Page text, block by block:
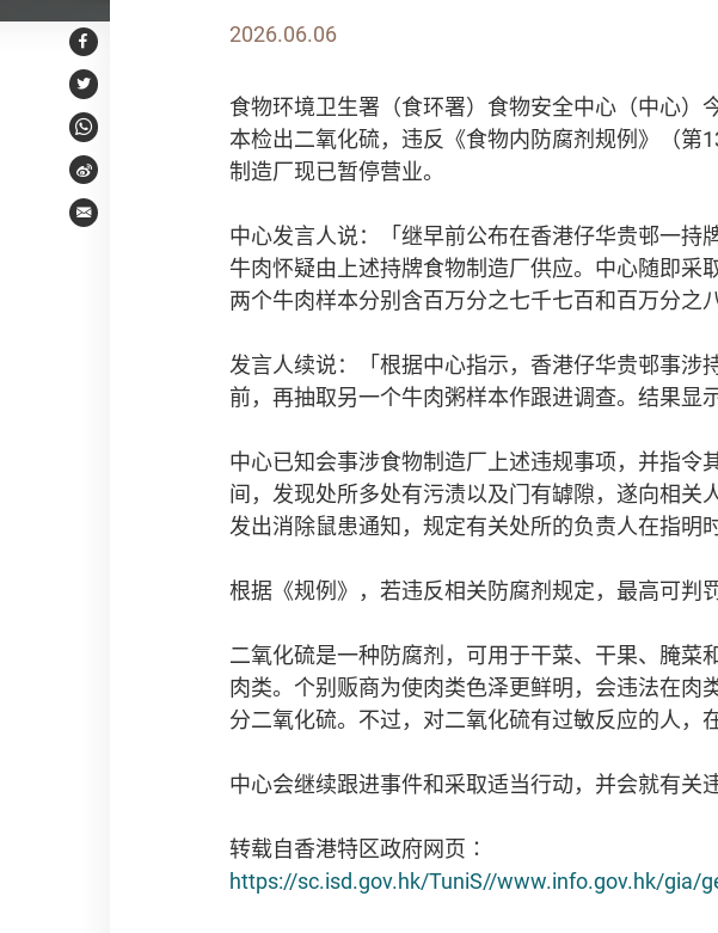
Facebook
Twitter
WhatsApp
Weibo
Email
2026.06.06
食物环境卫生署（食环署）食物安全中心（中心
本检出二氧化硫，违反《食物内防腐剂规例》（第
制造厂现已暂停营业。
中心发言人说：「继早前公布在香港仔华贵邨一
牛肉怀疑由上述持牌食物制造厂供应。中心随即
两个牛肉样本分别含百万分之七千七百和百万分之
发言人续说：「根据中心指示，香港仔华贵邨事
前，再抽取另一个牛肉粥样本作跟进调查。结果显
中心已知会事涉食物制造厂上述违规事项，并指
间，发现处所多处有污渍以及门有罅隙，遂向相
发出消除鼠患通知，规定有关处所的负责人在指明
根据《规例》，若违反相关防腐剂规定，最高可判
二氧化硫是一种防腐剂，可用于干菜、干果、腌
肉类。个别贩商为使肉类色泽更鲜明，会违法在
分二氧化硫。不过，对二氧化硫有过敏反应的人，
中心会继续跟进事件和采取适当行动，并会就有关
转载自香港特区政府网页∶
https://sc.isd.gov.hk/TuniS//www.info.gov.hk/gia/